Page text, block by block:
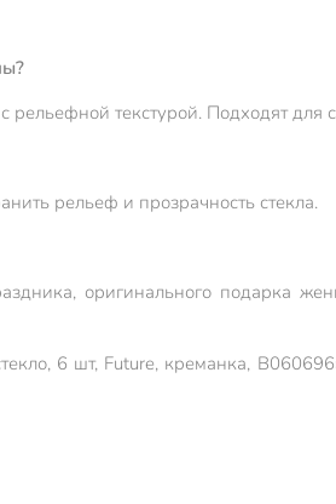
текстурой. Подходят для
рельеф и прозрачность стекла.
оригинального подарка
6 шт, Future, креманка,